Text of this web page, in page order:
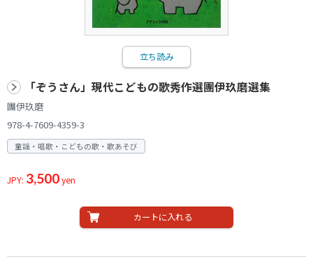
立ち読み
「ぞうさん」現代こどもの歌秀作選團伊玖磨選集
團伊玖磨
978-4-7609-4359-3
童謡・唱歌・こどもの歌・歌あそび
JPY: 3,500yen
カートに入れる